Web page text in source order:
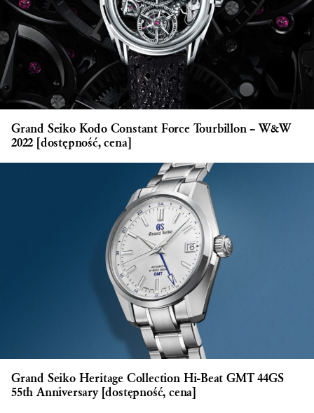
Grand Seiko Kodo Constant Force Tourbillon – W&W
2022 [dostępność, cena]
Grand Seiko Heritage Collection Hi-Beat GMT 44GS
55th Anniversary [dostępność, cena]